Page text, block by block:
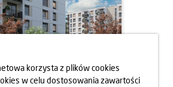
korzysta z plików cookies
w celu dostosowania zawartości